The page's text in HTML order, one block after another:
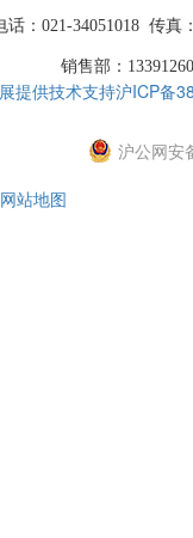
：021-34051018 传真
销售部：
提供技术支持沪ICP备
沪公网安
网站地图